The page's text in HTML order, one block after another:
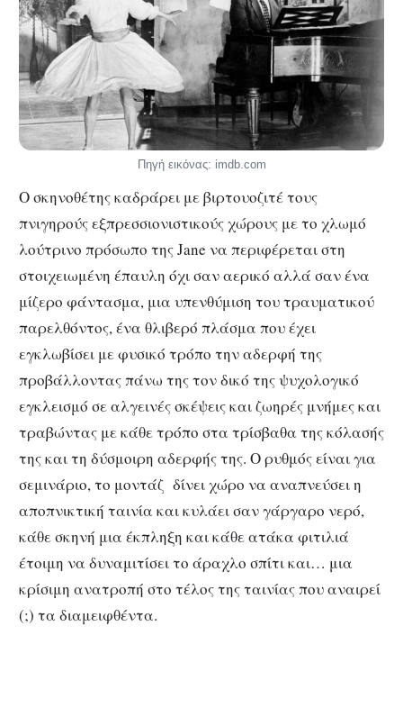
Πηγή εικόνας: imdb.com
Ο σκηνοθέτης καδράρει με βιρτουοζιτέ τους
πνιγηρούς εξπρεσσιονιστικούς χώρους με το χλωμό
λούτρινο πρόσωπο της Jane να περιφέρεται στη
στοιχειωμένη έπαυλη όχι σαν αερικό αλλά σαν ένα
μίζερο φάντασμα, μια υπενθύμιση του τραυματικού
παρελθόντος, ένα θλιβερό πλάσμα που έχει
εγκλωβίσει με φυσικό τρόπο την αδερφή της
προβάλλοντας πάνω της τον δικό της ψυχολογικό
εγκλεισμό σε αλγεινές σκέψεις και ζωηρές μνήμες και
τραβώντας με κάθε τρόπο στα τρίσβαθα της κόλασής
της και τη δύσμοιρη αδερφής της. Ο ρυθμός είναι για
σεμινάριο, το μοντάζ δίνει χώρο να αναπνεύσει η
αποπνικτική ταινία και κυλάει σαν γάργαρο νερό,
κάθε σκηνή μια έκπληξη και κάθε ατάκα φιτιλιά
έτοιμη να δυναμιτίσει το άραχλο σπίτι και… μια
κρίσιμη ανατροπή στο τέλος της ταινίας που αναιρεί
(;) τα διαμειφθέντα.